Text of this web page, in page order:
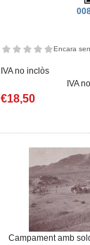
Encara
IVA no inclòs
IVA
€18,50
Campament amb